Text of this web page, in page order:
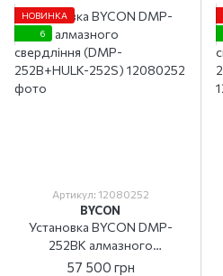
НОВИНКА
6
Артикул: 12080252
BYCON
Установка BYCON DMP-
252BK алмазного
свердління (DMP-
57 500 грн